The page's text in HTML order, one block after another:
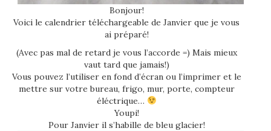
Bonjour!
Voici le calendrier téléchargeable de Janvier que je vous
ai préparé!
(Avec pas mal de retard je vous l’accorde =) Mais mieux
vaut tard que jamais!)
Vous pouvez l’utiliser en fond d’écran ou l’imprimer et le
mettre sur votre bureau, frigo, mur, porte, compteur
éléctrique…
Youpi!
Pour Janvier il s’habille de bleu glacier!